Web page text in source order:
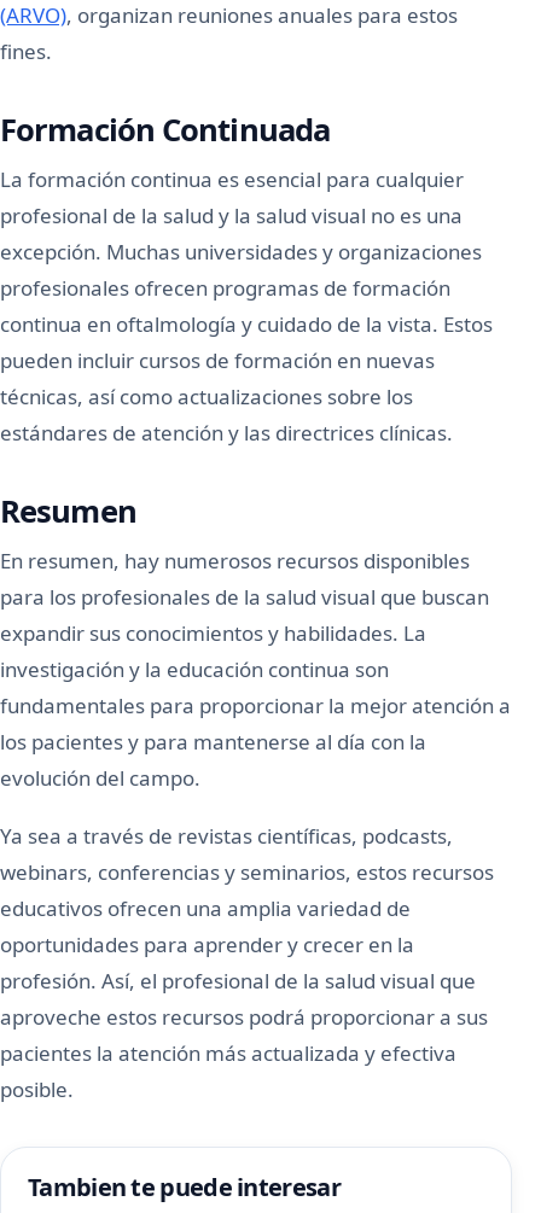
(ARVO), organizan reuniones anuales para estos
fines.
Formación Continuada
La formación continua es esencial para cualquier
profesional de la salud y la salud visual no es una
excepción. Muchas universidades y organizaciones
profesionales ofrecen programas de formación
continua en oftalmología y cuidado de la vista. Estos
pueden incluir cursos de formación en nuevas
técnicas, así como actualizaciones sobre los
estándares de atención y las directrices clínicas.
Resumen
En resumen, hay numerosos recursos disponibles
para los profesionales de la salud visual que buscan
expandir sus conocimientos y habilidades. La
investigación y la educación continua son
fundamentales para proporcionar la mejor atención a
los pacientes y para mantenerse al día con la
evolución del campo.
Ya sea a través de revistas científicas, podcasts,
webinars, conferencias y seminarios, estos recursos
educativos ofrecen una amplia variedad de
oportunidades para aprender y crecer en la
profesión. Así, el profesional de la salud visual que
aproveche estos recursos podrá proporcionar a sus
pacientes la atención más actualizada y efectiva
posible.
Tambien te puede interesar